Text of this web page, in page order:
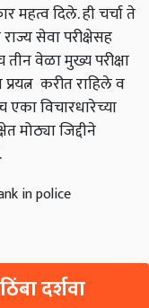
महत्व दिले. ही चर्चा ते
सेवा परीक्षेसह
वेळा मुख्य परीक्षा
करीत राहिले व
विचारधारेच्या
मोठ्या जिद्दीने
in police
दर्शवा